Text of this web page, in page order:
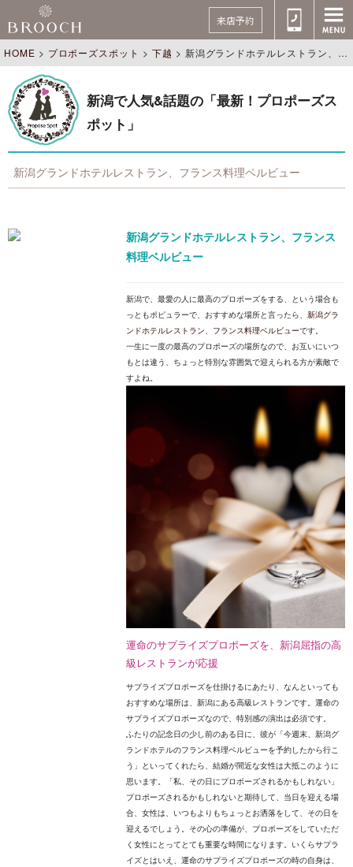
来店予約
HOME > プロポーズスポット > 下越 > 新潟グランドホテルレストラン、フランス料理ベルビュー
新潟で人気&話題の「最新！プロポーズス
ポット」
新潟グランドホテルレストラン、フランス料理ベルビュー
新潟グランドホテルレストラン、フランス
料理ベルビュー
新潟で、最愛の人に最高のプロポーズをする、という場合も
っともポピュラーで、おすすめな場所と言ったら、 新潟グラ
ンドホテルレストラン、フランス料理ベルビューです。
一生に一度の最高のプロポーズの場所なので、お互いにいつ
もとは違う、ちょっと特別な雰囲気で迎えられる方が素敵で
すよね。
運命のサプライズプロポーズを、新潟屈指の高
級レストランが応援
サプライズプロポーズを仕掛けるにあたり、なんといっても
おすすめな場所は、新潟にある高級レストランです。運命の
サプライズプロポーズなので、特別感の演出は必須です。
ふたりの記念日の少し前のある日に、彼が「今週末、新潟グ
ランドホテルのフランス料理ベルビューを予約したから行こ
う」といってくれたら、結婚が間近な女性は大抵このように
思います。「私、その日にプロポーズされるかもしれない」
プロポーズされるかもしれないと期待して、当日を迎える場
合、女性は、いつもよりもちょっとお洒落をして、その日を
迎えるでしょう。その心の準備が、プロポーズをしていただ
く女性にとってとても重要な時間になります。いくらサプラ
イズとはいえ、運命のサプライズプロポーズの時の自身は、